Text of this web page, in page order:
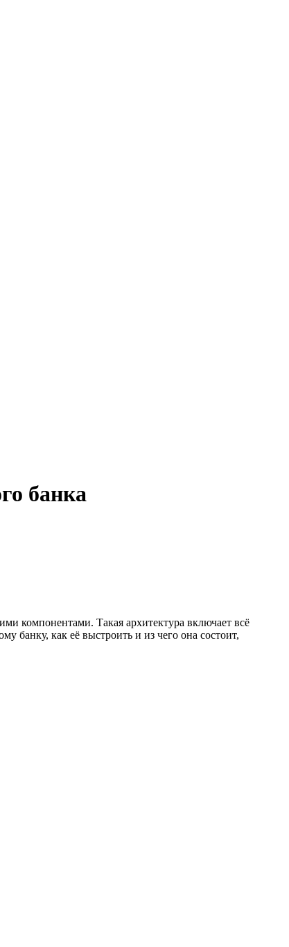
банка
компонентами. Такая архитектура включает всё
банку, как её выстроить и из чего она состоит,